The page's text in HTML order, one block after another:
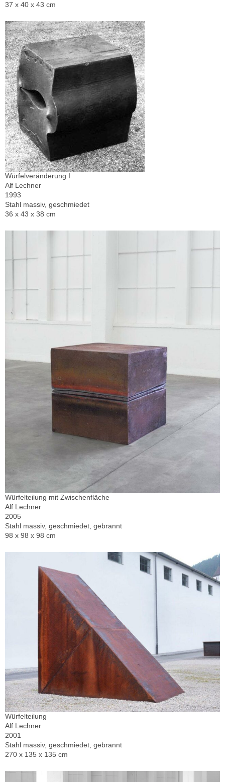
37 x 40 x 43 cm
Würfelveränderung I
Alf Lechner
1993
Stahl massiv, geschmiedet
36 x 43 x 38 cm
Würfelteilung mit Zwischenfläche
Alf Lechner
2005
Stahl massiv, geschmiedet, gebrannt
98 x 98 x 98 cm
Würfelteilung
Alf Lechner
2001
Stahl massiv, geschmiedet, gebrannt
270 x 135 x 135 cm